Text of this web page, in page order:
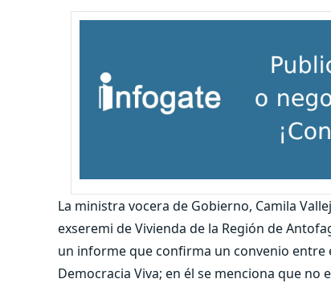
La ministra vocera de Gobierno, Camila
exseremi de Vivienda de la Región de
un informe que confirma un convenio entre
Democracia Viva; en él se menciona que